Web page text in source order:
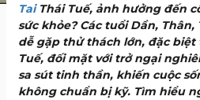
TaiThái Tuế, ảnh hưởng đến
sức khỏe? Các tuổi Dần,
dễ gặp thử thách lớn, đặc biệt
Tuế, đối mặt với trở ngại
sa sút tinh thần, khiến cuộc
không chuẩn bị kỹ. Tìm hiểu